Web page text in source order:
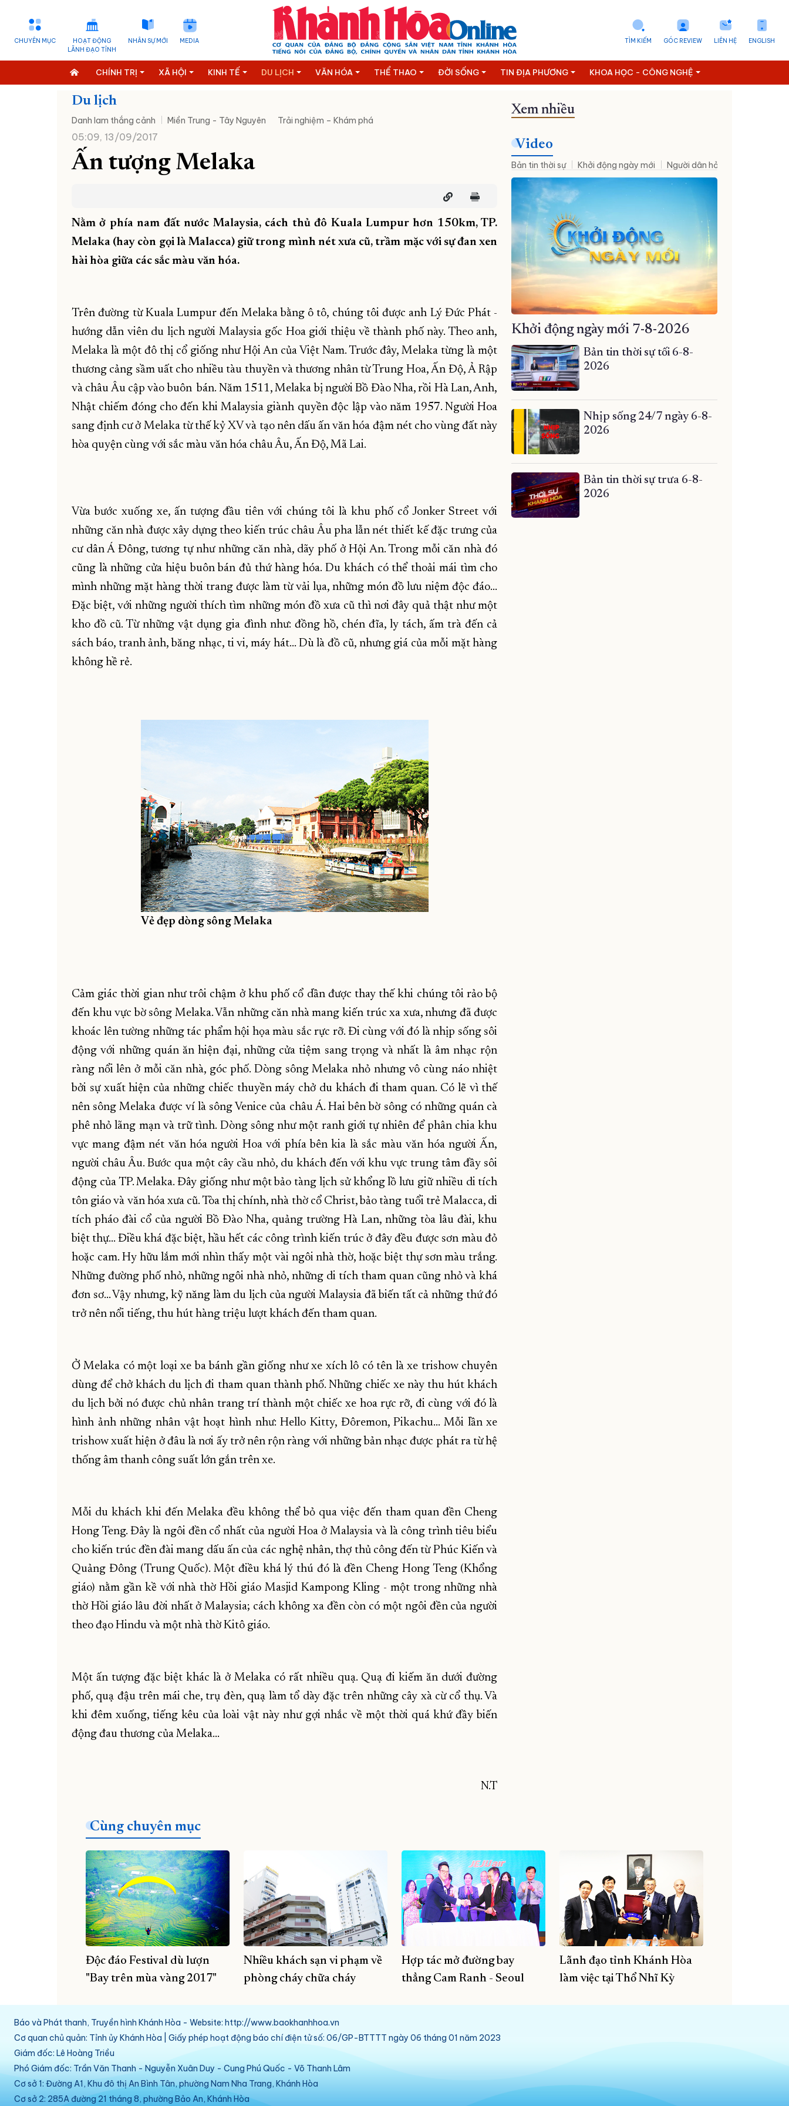
CHUYÊN MỤC
HOẠT ĐỘNG
LÃNH ĐẠO TỈNH
NHÂN SỰ MỚI MEDIA ENGLISH
LIÊN HỆ
GÓC REVIEW
TÌM KIẾM
CHÍNH TRỊ XÃ HỘI KINH TẾ DU LỊCH VĂN HÓA THỂ THAO ĐỜI SỐNG TIN ĐỊA PHƯƠNG KHOA HỌC - CÔNG NGHỆ
Du lịch
Danh lam thắng cảnh Miền Trung - Tây Nguyên Trải nghiệm – Khám phá
05:09, 13/09/2017
Ấn tượng Melaka
Nằm ở phía nam đất nước Malaysia, cách thủ đô Kuala Lumpur hơn 150km, TP.
Melaka (hay còn gọi là Malacca) giữ trong mình nét xưa cũ, trầm mặc với sự đan xen
hài hòa giữa các sắc màu văn hóa.
Trên đường từ Kuala Lumpur đến Melaka bằng ô tô, chúng tôi được anh Lý Đức Phát -
hướng dẫn viên du lịch người Malaysia gốc Hoa giới thiệu về thành phố này. Theo anh,
Melaka là một đô thị cổ giống như Hội An của Việt Nam. Trước đây, Melaka từng là một
thương cảng sầm uất cho nhiều tàu thuyền và thương nhân từ Trung Hoa, Ấn Độ, Ả Rập
và châu Âu cập vào buôn bán. Năm 1511, Melaka bị người Bồ Đào Nha, rồi Hà Lan, Anh,
Nhật chiếm đóng cho đến khi Malaysia giành quyền độc lập vào năm 1957. Người Hoa
sang định cư ở Melaka từ thế kỷ XV và tạo nên dấu ấn văn hóa đậm nét cho vùng đất này
hòa quyện cùng với sắc màu văn hóa châu Âu, Ấn Độ, Mã Lai.
Vừa bước xuống xe, ấn tượng đầu tiên với chúng tôi là khu phố cổ Jonker Street với
những căn nhà được xây dựng theo kiến trúc châu Âu pha lẫn nét thiết kế đặc trưng của
cư dân Á Đông, tương tự như những căn nhà, dãy phố ở Hội An. Trong mỗi căn nhà đó
cũng là những cửa hiệu buôn bán đủ thứ hàng hóa. Du khách có thể thoải mái tìm cho
mình những mặt hàng thời trang được làm từ vải lụa, những món đồ lưu niệm độc đáo…
Đặc biệt, với những người thích tìm những món đồ xưa cũ thì nơi đây quả thật như một
kho đồ cũ. Từ những vật dụng gia đình như: đồng hồ, chén đĩa, ly tách, ấm trà đến cả
sách báo, tranh ảnh, băng nhạc, ti vi, máy hát… Dù là đồ cũ, nhưng giá của mỗi mặt hàng
không hề rẻ.
Vẻ đẹp dòng sông Melaka
Cảm giác thời gian như trôi chậm ở khu phố cổ dần được thay thế khi chúng tôi rảo bộ
đến khu vực bờ sông Melaka. Vẫn những căn nhà mang kiến trúc xa xưa, nhưng đã được
khoác lên tường những tác phẩm hội họa màu sắc rực rỡ. Đi cùng với đó là nhịp sống sôi
động với những quán ăn hiện đại, những cửa tiệm sang trọng và nhất là âm nhạc rộn
ràng nổi lên ở mỗi căn nhà, góc phố. Dòng sông Melaka nhỏ nhưng vô cùng náo nhiệt
bởi sự xuất hiện của những chiếc thuyền máy chở du khách đi tham quan. Có lẽ vì thế
nên sông Melaka được ví là sông Venice của châu Á. Hai bên bờ sông có những quán cà
phê nhỏ lãng mạn và trữ tình. Dòng sông như một ranh giới tự nhiên để phân chia khu
vực mang đậm nét văn hóa người Hoa với phía bên kia là sắc màu văn hóa người Ấn,
người châu Âu. Bước qua một cây cầu nhỏ, du khách đến với khu vực trung tâm đầy sôi
động của TP. Melaka. Đây giống như một bảo tàng lịch sử khổng lồ lưu giữ nhiều di tích
tôn giáo và văn hóa xưa cũ. Tòa thị chính, nhà thờ cổ Christ, bảo tàng tuổi trẻ Malacca, di
tích pháo đài cổ của người Bồ Đào Nha, quảng trường Hà Lan, những tòa lâu đài, khu
biệt thự… Điều khá đặc biệt, hầu hết các công trình kiến trúc ở đây đều được sơn màu đỏ
hoặc cam. Hy hữu lắm mới nhìn thấy một vài ngôi nhà thờ, hoặc biệt thự sơn màu trắng.
Những đường phố nhỏ, những ngôi nhà nhỏ, những di tích tham quan cũng nhỏ và khá
đơn sơ… Vậy nhưng, kỹ năng làm du lịch của người Malaysia đã biến tất cả những thứ đó
trở nên nổi tiếng, thu hút hàng triệu lượt khách đến tham quan.
Ở Melaka có một loại xe ba bánh gần giống như xe xích lô có tên là xe trishow chuyên
dùng để chở khách du lịch đi tham quan thành phố. Những chiếc xe này thu hút khách
du lịch bởi nó được chủ nhân trang trí thành một chiếc xe hoa rực rỡ, đi cùng với đó là
hình ảnh những nhân vật hoạt hình như: Hello Kitty, Đôremon, Pikachu… Mỗi lần xe
trishow xuất hiện ở đâu là nơi ấy trở nên rộn ràng với những bản nhạc được phát ra từ hệ
thống âm thanh công suất lớn gắn trên xe.
Mỗi du khách khi đến Melaka đều không thể bỏ qua việc đến tham quan đền Cheng
Hong Teng. Đây là ngôi đền cổ nhất của người Hoa ở Malaysia và là công trình tiêu biểu
cho kiến trúc đền đài mang dấu ấn của các nghệ nhân, thợ thủ công đến từ Phúc Kiến và
Quảng Đông (Trung Quốc). Một điều khá lý thú đó là đền Cheng Hong Teng (Khổng
giáo) nằm gần kề với nhà thờ Hồi giáo Masjid Kampong Kling - một trong những nhà
thờ Hồi giáo lâu đời nhất ở Malaysia; cách không xa đền còn có một ngôi đền của người
theo đạo Hindu và một nhà thờ Kitô giáo.
Một ấn tượng đặc biệt khác là ở Melaka có rất nhiều quạ. Quạ đi kiếm ăn dưới đường
phố, quạ đậu trên mái che, trụ đèn, quạ làm tổ dày đặc trên những cây xà cừ cổ thụ. Và
khi đêm xuống, tiếng kêu của loài vật này như gợi nhắc về một thời quá khứ đầy biến
động đau thương của Melaka…
N.T
Xem nhiều
Video
Bản tin thời sự Khởi động ngày mới Người dân hỏi – Cơ quan nhà
Khởi động ngày mới 7-8-2026
Bản tin thời sự tối 6-8-
2026
Nhịp sống 24/7 ngày 6-8-
2026
Bản tin thời sự trưa 6-8-
2026
Cùng chuyên mục
Độc đáo Festival dù lượn
"Bay trên mùa vàng 2017"
Nhiều khách sạn vi phạm về
phòng cháy chữa cháy
Hợp tác mở đường bay
thẳng Cam Ranh - Seoul
Lãnh đạo tỉnh Khánh Hòa
làm việc tại Thổ Nhĩ Kỳ
Báo và Phát thanh, Truyền hình Khánh Hòa - Website: http://www.baokhanhhoa.vn
Cơ quan chủ quản: Tỉnh ủy Khánh Hòa | Giấy phép hoạt động báo chí điện tử số: 06/GP-BTTTT ngày 06 tháng 01 năm 2023
Giám đốc: Lê Hoàng Triều
Phó Giám đốc: Trần Văn Thanh - Nguyễn Xuân Duy - Cung Phú Quốc - Võ Thanh Lâm
Cơ sở 1: Đường A1, Khu đô thị An Bình Tân, phường Nam Nha Trang, Khánh Hòa
Cơ sở 2: 285A đường 21 tháng 8, phường Bảo An, Khánh Hòa